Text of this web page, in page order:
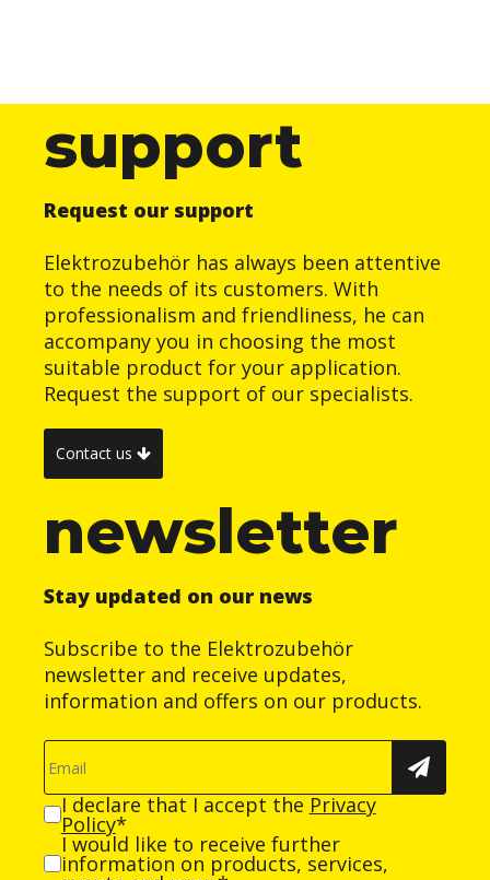
support
Request our support
Elektrozubehör has always been attentive
to the needs of its customers. With
professionalism and friendliness, he can
accompany you in choosing the most
suitable product for your application.
Request the support of our specialists.
Contact us
newsletter
Stay updated on our news
Subscribe to the Elektrozubehör
newsletter and receive updates,
information and offers on our products.
I declare that I accept the Privacy
Policy*
I would like to receive further
information on products, services,